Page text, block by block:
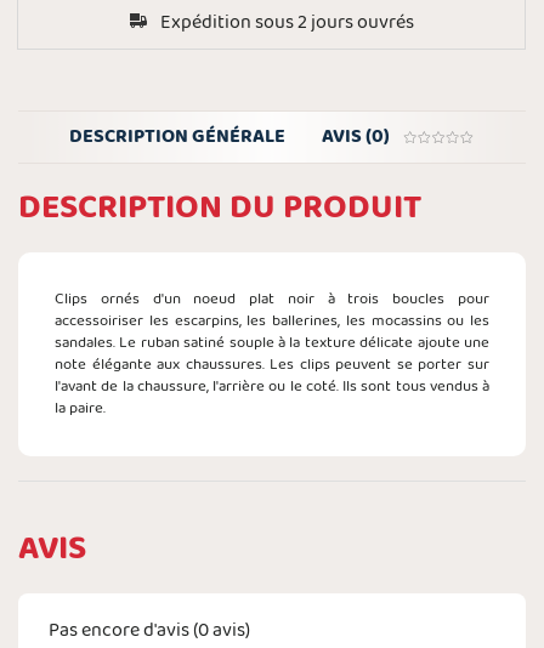
Expédition sous 2 jours ouvrés
DESCRIPTION GÉNÉRALE AVIS (0)
DESCRIPTION DU PRODUIT
Clips ornés d'un noeud plat noir à trois boucles pour
accessoiriser les escarpins, les ballerines, les mocassins ou les
sandales. Le ruban satiné souple à la texture délicate ajoute une
note élégante aux chaussures. Les clips peuvent se porter sur
l'avant de la chaussure, l'arrière ou le coté. Ils sont tous vendus à
la paire.
AVIS
Pas encore d'avis (0avis)